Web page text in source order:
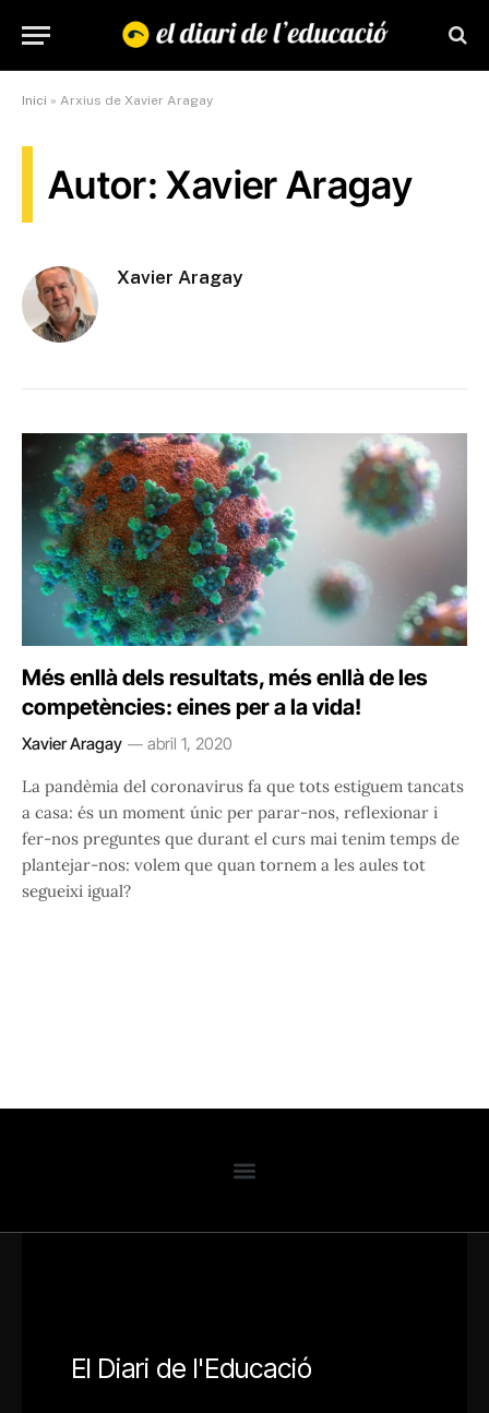
Inici » Arxius de Xavier Aragay
Autor: Xavier Aragay
Xavier Aragay
Més enllà dels resultats, més enllà de les
competències: eines per a la vida!
Xavier Aragay abril 1, 2020
La pandèmia del coronavirus fa que tots estiguem tancats
a casa: és un moment únic per parar-nos, reflexionar i
fer-nos preguntes que durant el curs mai tenim temps de
plantejar-nos: volem que quan tornem a les aules tot
segueixi igual?